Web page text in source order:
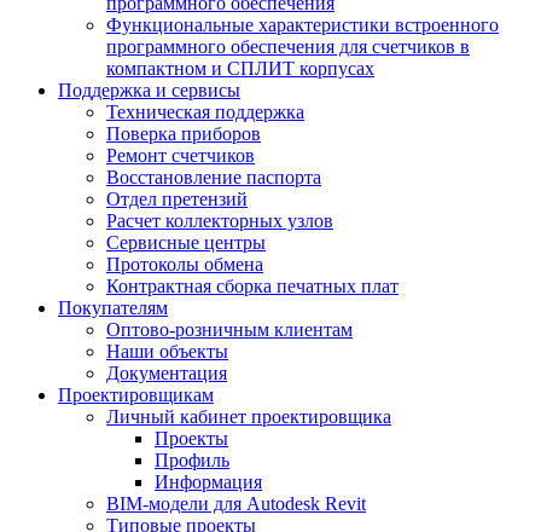
Функциональные характеристики встроенного
программного обеспечения для счетчиков в
компактном и СПЛИТ корпусах
Поддержка и сервисы
Техническая поддержка
Поверка приборов
Ремонт счетчиков
Восстановление паспорта
Отдел претензий
Расчет коллекторных узлов
Сервисные центры
Протоколы обмена
Контрактная сборка печатных плат
Покупателям
Оптово-розничным клиентам
Наши объекты
Документация
Проектировщикам
Личный кабинет проектировщика
Проекты
Профиль
Информация
BIM-модели для Autodesk Revit
Типовые проекты